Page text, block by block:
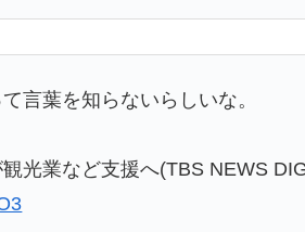
言葉を知らないらしいな。
光業など支援へ(TBS NEWS